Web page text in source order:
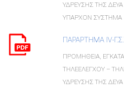
ΥΔΡΕΥΣΗΣ ΤΗΣ ΔΕΥΑ
ΥΠΑΡΧΟΝ ΣΥΣΤΗΜΑ
ΠΑΡΑΡΤΗΜΑ IV-
ΠΡΟΜΗΘΕΙΑ,
ΤΗΛΕΕΛΕΓΧΟΥ –
ΥΔΡΕΥΣΗΣ ΤΗΣ ΔΕΥΑ